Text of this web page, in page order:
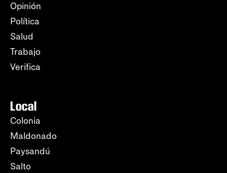
Opinión
Política
Salud
Trabajo
Verifica
Local
Colonia
Maldonado
Paysandú
Salto